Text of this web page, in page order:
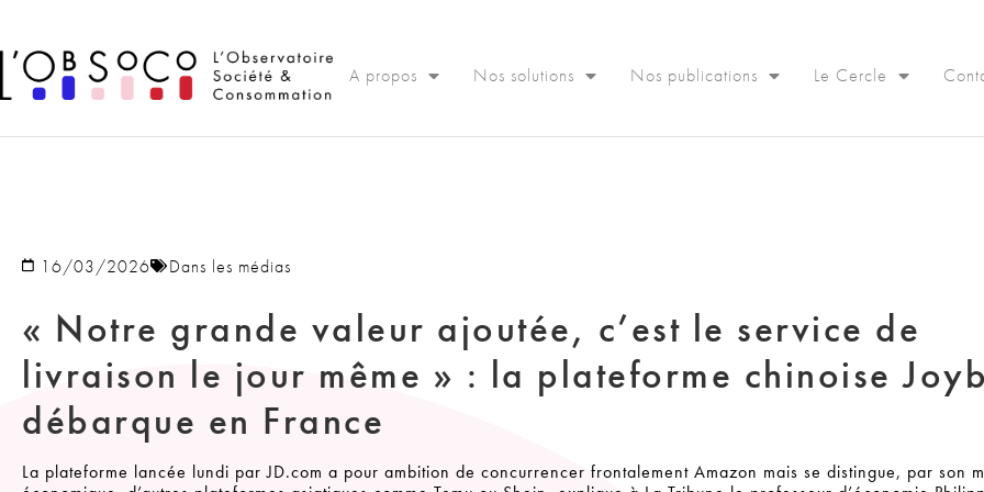
A propos Nos solutions Nos publications Le Cercle
16/03/2026 Dans les médias
« Notre grande valeur ajoutée, c’est le service de
livraison le jour même » : la plateforme chinoise
débarque en France
La plateforme lancée lundi par JD.com a pour ambition de concurrencer frontalement Amazon mais se distingue, par son